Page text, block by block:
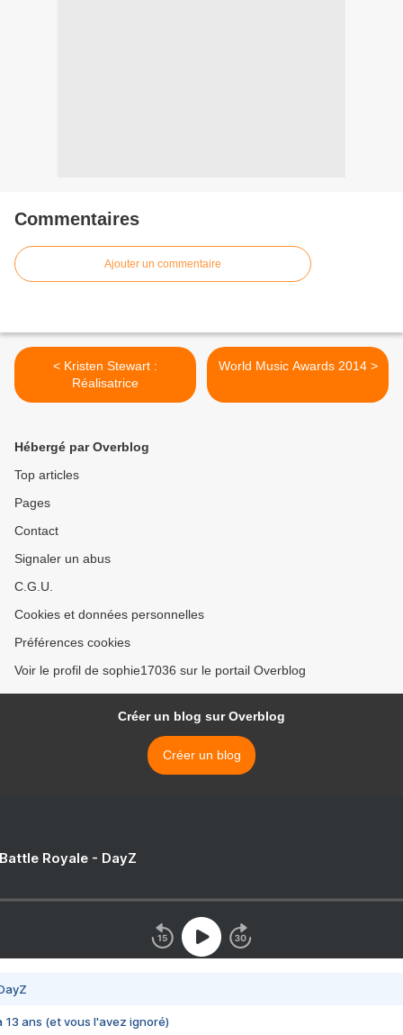
Commentaires
Ajouter un commentaire
< Kristen Stewart :
Réalisatrice
World Music Awards 2014 >
Hébergé par Overblog
Top articles
Pages
Contact
Signaler un abus
C.G.U.
Cookies et données personnelles
Préférences cookies
Voir le profil de sophie17036 sur le portail Overblog
Créer un blog sur Overblog
Créer un blog
Royale - DayZ
13 ans (et vous l'avez ignoré)